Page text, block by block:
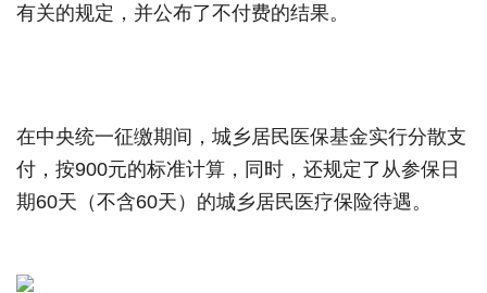
有关的规定，并公布了不付费的结果。
在中央统一征缴期间，城乡居民医保基金实行分散支
付，按900元的标准计算，同时，还规定了从参保日
期60天（不含60天）的城乡居民医疗保险待遇。